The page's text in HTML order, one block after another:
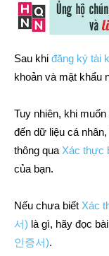
Sau khi đăng ký tài
khoản và mật khẩu
Tuy nhiên, khi
đến dữ liệu cá
thông qua Xác thực
của bạn.
Nếu chưa biết Xác
서) là gì, hãy đọc bài
인증서).